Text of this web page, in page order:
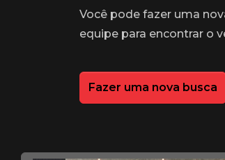
Você pode fazer uma
equipe para encontrar o
Fazer uma nova busca